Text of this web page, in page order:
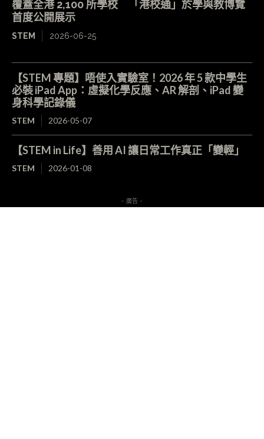
覆蓋全港 2,100 所學校 「港校通」於學與教博覽
首度公開展示
STEM 2026-06-25
【STEM 專題】唔使入實驗室！2026 年 5 款中學生
必裝 iPad App：虛擬化學反應、AR 解剖、iPad 變
身科學記錄儀
STEM 2026-05-07
【STEM in Life】善用 AI 讓日常工作真正「變輕」
STEM 2026-01-08
- 廣告 -